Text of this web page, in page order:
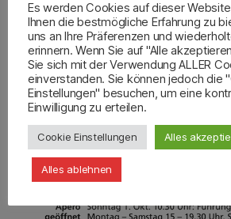
Es werden Cookies auf dieser
Ihnen die bestmögliche Erfahrung zu
uns an Ihre Präferenzen und
erinnern. Wenn Sie auf "Alle
Sie sich mit der Verwendung ALLER
einverstanden. Sie können jedoch die
Einstellungen" besuchen, um eine
Einwilligung zu erteilen.
Cookie Einstellungen Alles
Alles ablehnen